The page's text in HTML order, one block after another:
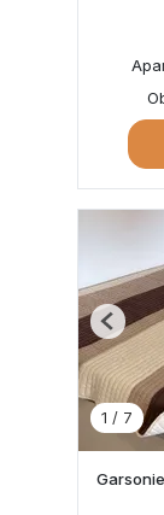
1 / 7
Previous